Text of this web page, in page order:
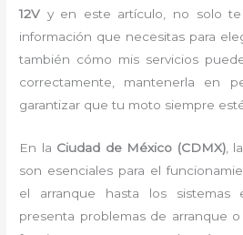
12V y en este artículo, no solo
información que necesitas para
también cómo mis servicios
correctamente, mantenerla en
garantizar que tu moto siempre
En la Ciudad de México (CDMX),
son esenciales para el
el arranque hasta los sistemas
presenta problemas de arranque